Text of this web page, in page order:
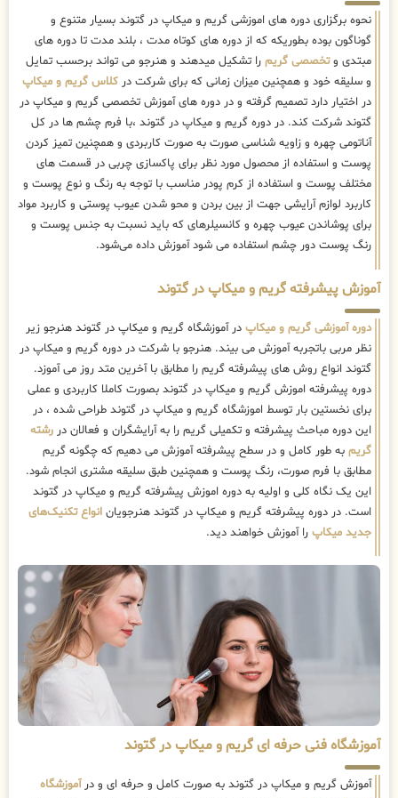
نحوه برگزاری دوره های اموزشی گریم و میکاپ در گتوند بسیار متنوع و
گوناگون بوده بطوریکه که از دوره های کوتاه مدت ، بلند مدت تا دوره های
مبتدی وتخصصی گریم را تشکیل میدهند و هنرجو می تواند برحسب تمایل
و سلیقه خود و همچنین میزان زمانی که برای شرکت در کلاس گریم و میکاپ
در اختیار دارد تصمیم گرفته و در دوره های آموزش تخصصی گریم و میکاپ در
گتوند شرکت کند. در دوره گریم و میکاپ در گتوند ،با فرم چشم ها در کل
آناتومی چهره و زاویه شناسی صورت به صورت کاربردی و همچنین تمیز کردن
پوست و استفاده از محصول مورد نظر برای پاکسازی چربی در قسمت های
مختلف پوست و استفاده از کرم پودر مناسب با توجه به رنگ و نوع پوست و
کاربرد لوازم آرایشی جهت از بین بردن و محو شدن عیوب پوستی و کاربرد مواد
برای پوشاندن عیوب چهره و کانسیلرهای که باید نسبت به جنس پوست و
رنگ پوست دور چشم استفاده می شود آموزش داده می‌شود.
آموزش پیشرفته گریم و میکاپ در گتوند
دوره آموزشی گریم و میکاپ در آموزشگاه گریم و میکاپ در گتوند هنرجو زیر
نظر مربی باتجربه آموزش می بیند. هنرجو با شرکت در دوره گریم و میکاپ در
گتوند انواع روش های پیشرفته گریم را مطابق با آخرین متد روز می آموزد.
دوره پیشرفته اموزش گریم و میکاپ در گتوند بصورت کاملا کاربردی و عملی
برای نخستین بار توسط اموزشگاه گریم و میکاپ در گتوند طراحی شده ، در
این دوره مباحث پیشرفته و تکمیلی گریم را به آرایشگران و فعالان در رشته
گریم به طور کامل و در سطح پیشرفته آموزش می دهیم که چگونه گریم
مطابق با فرم صورت، رنگ پوست و همچنین طبق سلیقه مشتری انجام شود.
این یک نگاه کلی و اولیه به دوره اموزش پیشرفته گریم و میکاپ در گتوند
است. در دوره پیشرفته گریم و میکاپ در گتوند هنرجویان انواع تکنیک‌های
جدید میکاپ را آموزش خواهند دید.
آموزشگاه فنی حرفه ای گریم و میکاپ در گتوند
آموزش گریم و میکاپ در گتوند به صورت کامل و حرفه ای و درآموزشگاه